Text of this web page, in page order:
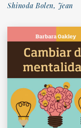
Shinoda Bolen, Jean